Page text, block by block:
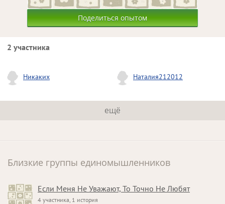
Поделиться опытом
2 участника
Никаких Наталия212012
ещё
Близкие группы единомышленников
Если Меня Не Уважают, То Точно Не Любят
4 участника, 1 история